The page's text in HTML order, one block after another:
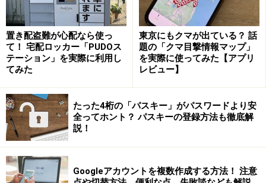
術） に対応しているメールソフトのみを使用することを
推奨しています。
OAuthを使用することにより、ユーザー名やパスワード
を入力することなくアプリやWebサイトでGoogleアカウ
ントのデータを共有できるようになります。OAuthに対
応しているメールソフトでは、Gmailアカウントをより安
全に利用できます。
つまり「ユーザー名とパスワードのみでGoogleアカウン
トにログインする」、言い換えると「OAuthに対応して
置き配盗難が心配なら使っ
て！ 宅配ロッカー「PUDOス
テーション」を実際に利用し
てみた
東京にもクマが出ている？ 話
題の「クマ目撃情報マップ」
を実際に使ってみた【アプリ
レビュー】
たった4桁の「パスキー」がパスワードより安
全ってホント？ パスキーの登録方法も徹底解
説！
Googleアカウントを複数作成する方法！ 注意